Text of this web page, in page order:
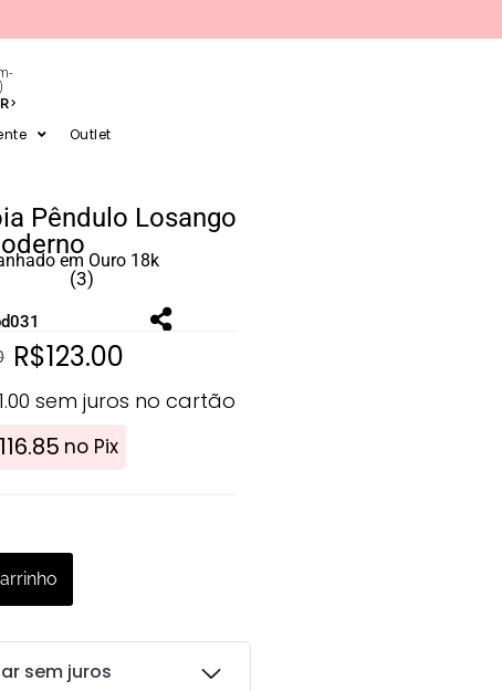
Outlet
Pêndulo Losango
em Ouro 18k
(3)
R$123.00
sem juros no cartão
116.85 no Pix
sem juros